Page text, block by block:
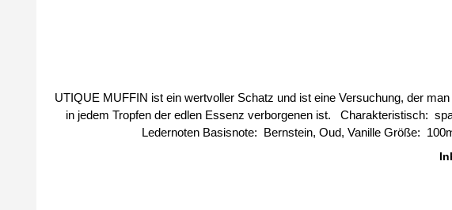
UTIQUE MUFFIN ist ein wertvoller Schatz und ist eine Versuchung, der
in jedem Tropfen der edlen Essenz verborgenen ist. Charakteristisch: spannend, edel, unvergesslich Kopfnoten: Zitrone, Rose, Safran Herznoten: Holznoten, Pfingstrose, Amyris,